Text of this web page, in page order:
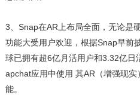
3、Snap在AR上布局全面，无论是
功能大受用户欢迎，根据Snap早前
球已拥有超6亿月活用户和3.32亿日
apchat应用中使用 其AR（增强现
能。